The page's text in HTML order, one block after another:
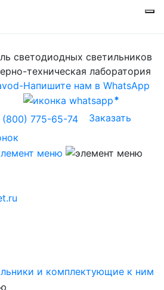
светодиодных светильников
техническая лаборатория
Напишите нам в WhatsApp
(800) 775-65-74
Заказать
и комплектующие к ним